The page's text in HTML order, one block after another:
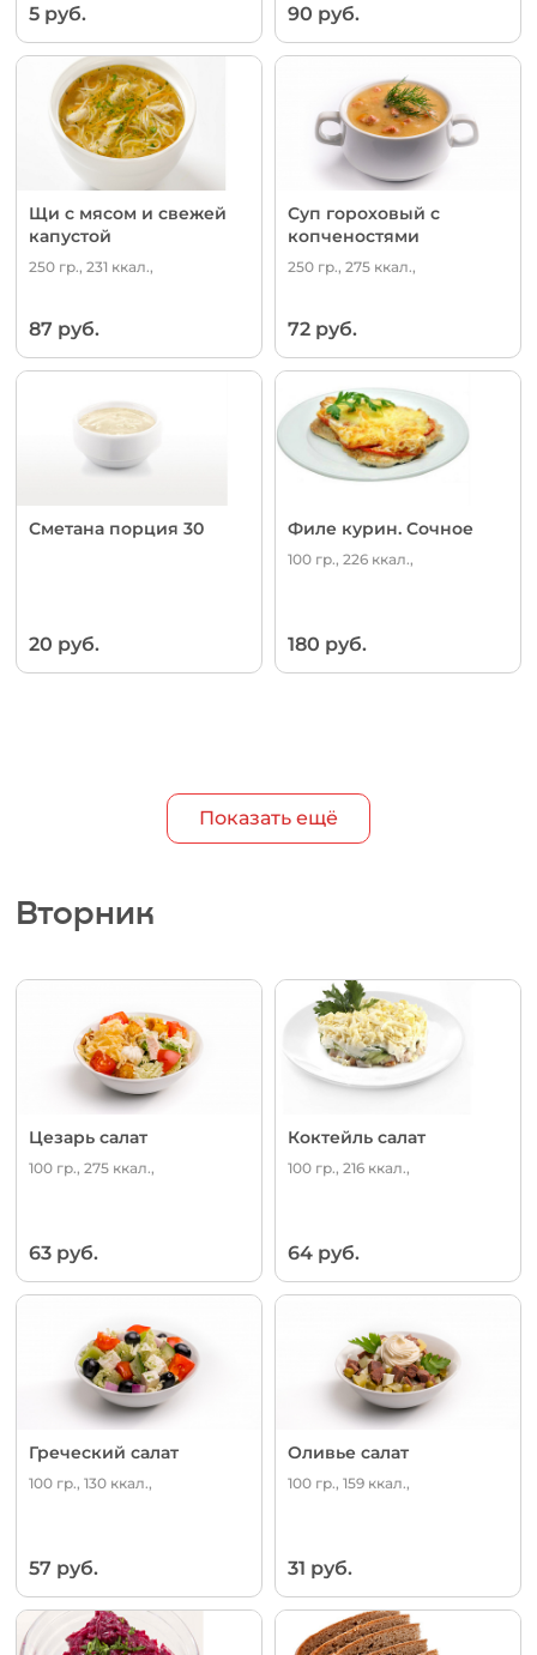
5 руб. 90 руб.
Щи с мясом и свежей
капустой
250 гр., 231 ккал.,
87 руб.
Суп гороховый с
копченостями
250 гр., 275 ккал.,
72 руб.
Сметана порция 30
20 руб.
Филе курин. Сочное
100 гр., 226 ккал.,
180 руб.
Показать ещё
Вторник
Цезарь салат
100 гр., 275 ккал.,
63 руб.
Коктейль салат
100 гр., 216 ккал.,
64 руб.
Греческий салат
100 гр., 130 ккал.,
57 руб.
Оливье салат
100 гр., 159 ккал.,
31 руб.